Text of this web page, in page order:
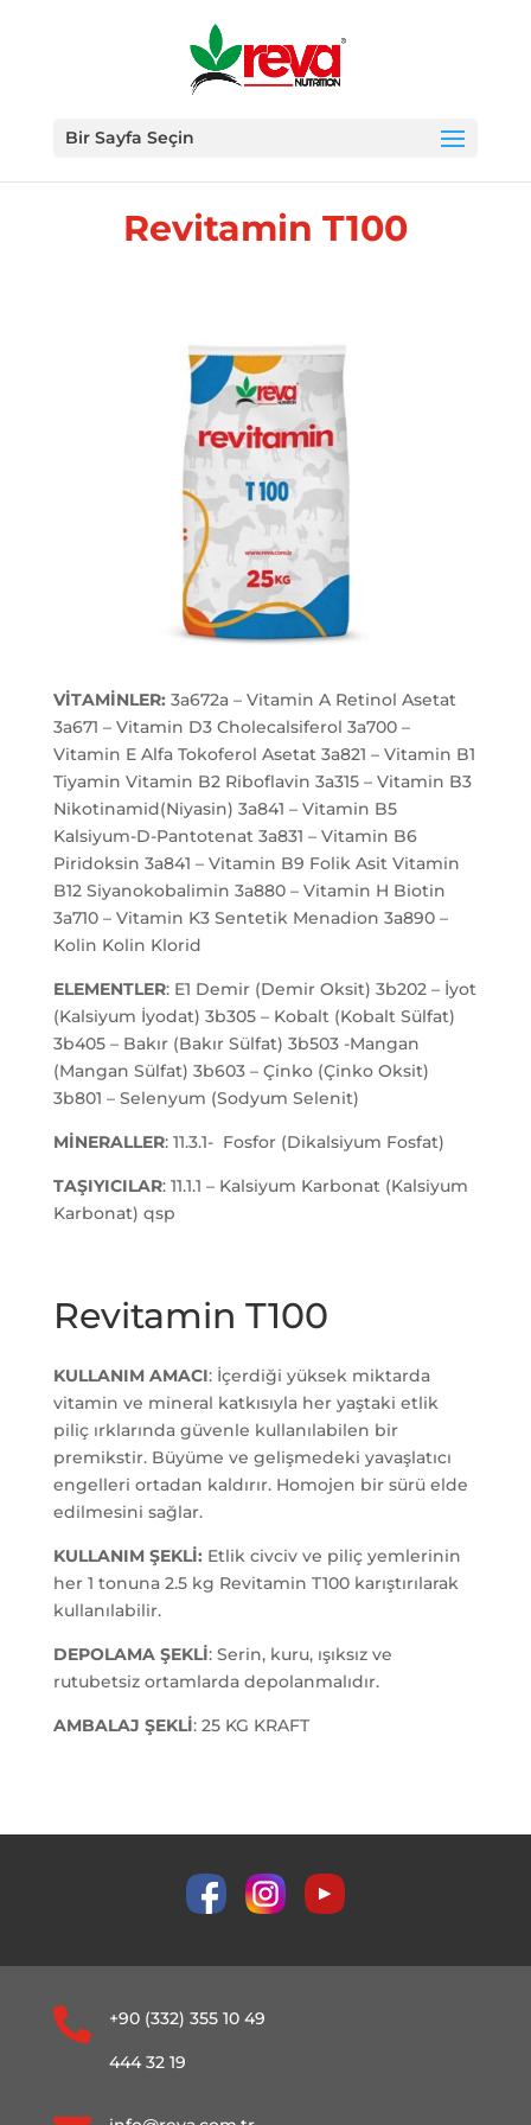
Bir Sayfa Seçin
Revitamin T100
VİTAMİNLER: 3a672a – Vitamin A Retinol Asetat
3a671 – Vitamin D3 Cholecalsiferol 3a700 –
Vitamin E Alfa Tokoferol Asetat 3a821 – Vitamin B1
Tiyamin Vitamin B2 Riboflavin 3a315 – Vitamin B3
Nikotinamid(Niyasin) 3a841 – Vitamin B5
Kalsiyum-D-Pantotenat 3a831 – Vitamin B6
Piridoksin 3a841 – Vitamin B9 Folik Asit Vitamin
B12 Siyanokobalimin 3a880 – Vitamin H Biotin
3a710 – Vitamin K3 Sentetik Menadion 3a890 –
Kolin Kolin Klorid
ELEMENTLER: E1 Demir (Demir Oksit) 3b202 – İyot
(Kalsiyum İyodat) 3b305 – Kobalt (Kobalt Sülfat)
3b405 – Bakır (Bakır Sülfat) 3b503 -Mangan
(Mangan Sülfat) 3b603 – Çinko (Çinko Oksit)
3b801 – Selenyum (Sodyum Selenit)
MİNERALLER: 11.3.1- Fosfor (Dikalsiyum Fosfat)
TAŞIYICILAR: 11.1.1 – Kalsiyum Karbonat (Kalsiyum
Karbonat) qsp
Revitamin T100
KULLANIM AMACI: İçerdiği yüksek miktarda
vitamin ve mineral katkısıyla her yaştaki etlik
piliç ırklarında güvenle kullanılabilen bir
premikstir. Büyüme ve gelişmedeki yavaşlatıcı
engelleri ortadan kaldırır. Homojen bir sürü elde
edilmesini sağlar.
KULLANIM ŞEKLİ: Etlik civciv ve piliç yemlerinin
her 1 tonuna 2.5 kg Revitamin T100 karıştırılarak
kullanılabilir.
DEPOLAMA ŞEKLİ: Serin, kuru, ışıksız ve
rutubetsiz ortamlarda depolanmalıdır.
AMBALAJ ŞEKLİ: 25 KG KRAFT
 +90 (332) 355 10 49
444 32 19